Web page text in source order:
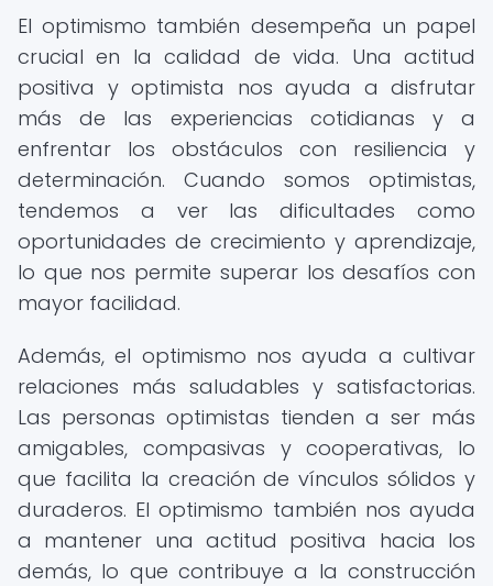
El optimismo también desempeña un papel
crucial en la calidad de vida. Una actitud
positiva y optimista nos ayuda a disfrutar
más de las experiencias cotidianas y a
enfrentar los obstáculos con resiliencia y
determinación. Cuando somos optimistas,
tendemos a ver las dificultades como
oportunidades de crecimiento y aprendizaje,
lo que nos permite superar los desafíos con
mayor facilidad.
Además, el optimismo nos ayuda a cultivar
relaciones más saludables y satisfactorias.
Las personas optimistas tienden a ser más
amigables, compasivas y cooperativas, lo
que facilita la creación de vínculos sólidos y
duraderos. El optimismo también nos ayuda
a mantener una actitud positiva hacia los
demás, lo que contribuye a la construcción